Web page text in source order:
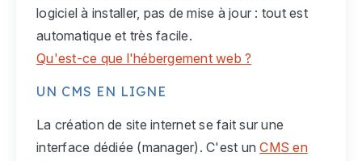
logiciel à installer, pas de mise à jour : tout est
automatique et très facile.
Qu'est-ce que l'hébergement web ?
UN CMS EN LIGNE
La création de site internet se fait sur une
interface dédiée (manager). C'est unCMS en